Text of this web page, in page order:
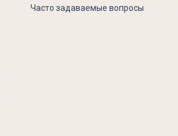
Часто задаваемые вопросы